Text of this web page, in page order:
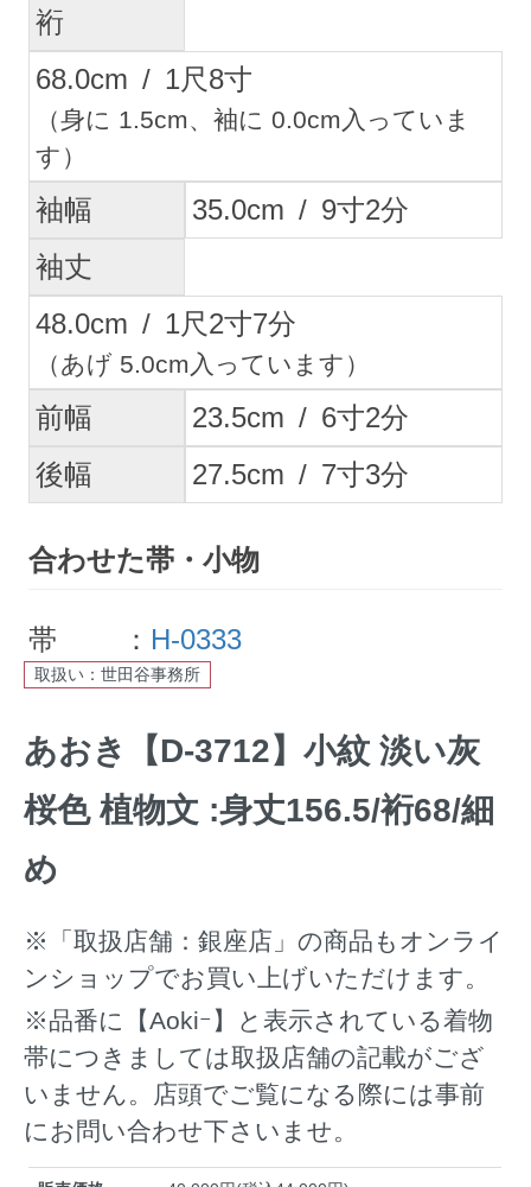
裄
68.0cm / 1尺8寸
（身に 1.5cm、袖に 0.0cm入っていま
す）
袖幅 35.0cm / 9寸2分
袖丈
48.0cm / 1尺2寸7分
（あげ 5.0cm入っています）
前幅 23.5cm / 6寸2分
後幅
27.5cm / 7寸3分
合わせた帯・小物
帯 ： H-0333
取扱い：世田谷事務所
あおき【D-3712】小紋 淡い灰
桜色 植物文 :身丈156.5/裄68/細
め
※「取扱店舗：銀座店」の商品もオンライ
ンショップでお買い上げいただけます。
※品番に【Aokiｰ】と表示されている着物
帯につきましては取扱店舗の記載がござ
いません。店頭でご覧になる際には事前
にお問い合わせ下さいませ。